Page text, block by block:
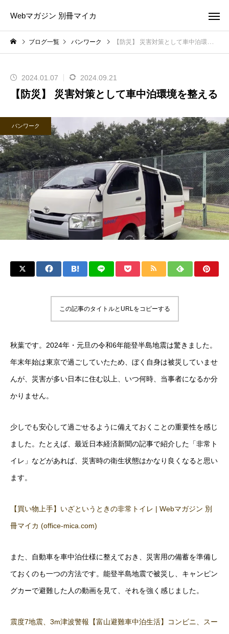
Webマガジン 別冊マイカ
ブログ一覧 バンワーク 【防災】 災害対策として車中泊環境を整える
2024.01.07 2024.09.21
【防災】 災害対策として車中泊環境を整える
バンワーク
この記事のタイトルとURLをコピーする
秋葉です。2024年・元旦の令和6年能登半島地震は驚きました。
年末年始は東京で過ごしていたため、ぼく自身は被災していませ
んが、災害が多い日本に住む以上、いつ何時、当事者になるか分
かりません。
少しでも安心して過ごせるように備えておくことの重要性を感じ
ました。たとえば、最近日本経済新聞の記事で紹介した「非常ト
イレ」などがあれば、災害時の衛生状態はかなり良くなると思い
ます。
【買い物上手】いざというときの非常トイレ | Webマガジン 別
冊マイカ (office-mica.com)
また、自動車を車中泊仕様に整えておき、災害用の備蓄を準備し
ておくのも一つの方法です。能登半島地震で被災し、キャンピン
グカーで避難した人の動画を見て、それを強く感じました。
震度7地震、3m津波警報【富山避難車中泊生活】コンビニ、スー